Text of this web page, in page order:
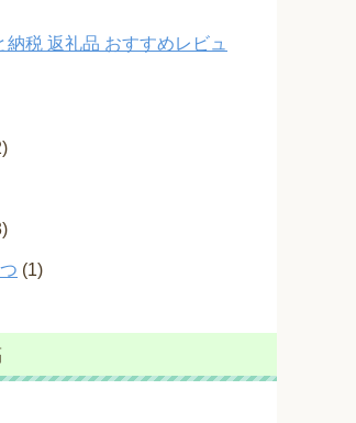
納税 返礼品 おすすめレビュ
(1)